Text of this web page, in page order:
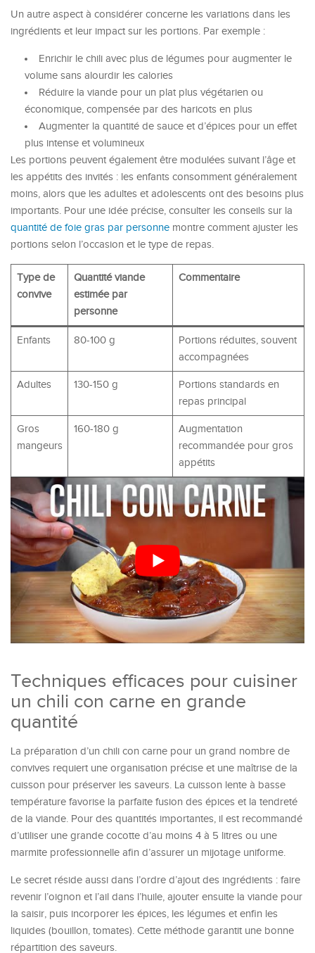
Un autre aspect à considérer concerne les variations dans les
ingrédients et leur impact sur les portions. Par exemple :
Enrichir le chili avec plus de légumes pour augmenter le
volume sans alourdir les calories
Réduire la viande pour un plat plus végétarien ou
économique, compensée par des haricots en plus
Augmenter la quantité de sauce et d’épices pour un effet
plus intense et volumineux
Les portions peuvent également être modulées suivant l’âge et
les appétits des invités : les enfants consomment généralement
moins, alors que les adultes et adolescents ont des besoins plus
importants. Pour une idée précise, consulter les conseils sur la
quantité de foie gras par personne montre comment ajuster les
portions selon l’occasion et le type de repas.
Type de
convive
Quantité viande
estimée par
personne
Commentaire
Enfants 80-100 g
Portions réduites, souvent
accompagnées
Adultes 130-150 g
Portions standards en
repas principal
Gros
mangeurs
160-180 g
Augmentation
recommandée pour gros
appétits
Techniques efficaces pour cuisiner
un chili con carne en grande
quantité
La préparation d’un chili con carne pour un grand nombre de
convives requiert une organisation précise et une maîtrise de la
cuisson pour préserver les saveurs. La cuisson lente à basse
température favorise la parfaite fusion des épices et la tendreté
de la viande. Pour des quantités importantes, il est recommandé
d’utiliser une grande cocotte d’au moins 4 à 5 litres ou une
marmite professionnelle afin d’assurer un mijotage uniforme.
Le secret réside aussi dans l’ordre d’ajout des ingrédients : faire
revenir l’oignon et l’ail dans l’huile, ajouter ensuite la viande pour
la saisir, puis incorporer les épices, les légumes et enfin les
liquides (bouillon, tomates). Cette méthode garantit une bonne
répartition des saveurs.